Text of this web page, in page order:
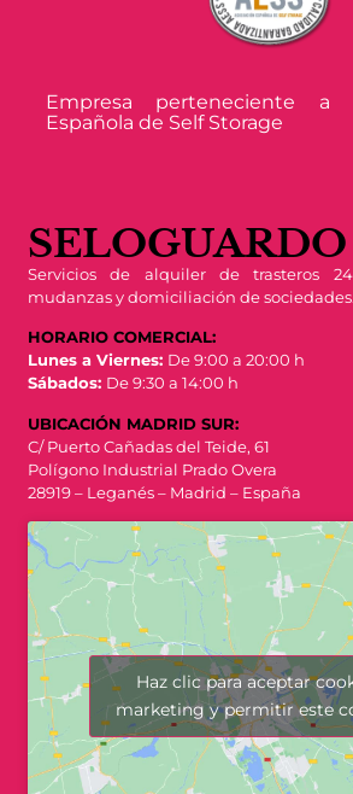
Empresa perteneciente a
Española de Self Storage
SELOGUARDO
Servicios de alquiler de trasteros
mudanzas y domiciliación de sociedades.
HORARIO COMERCIAL:
Lunes a Viernes: De 9:00 a 20:00 h
Sábados: De 9:30 a 14:00 h
UBICACIÓN MADRID SUR:
C/ Puerto Cañadas del Teide, 61
Polígono Industrial Prado Overa
28919 – Leganés – Madrid – España
Haz clic para aceptar
marketing y permitir este